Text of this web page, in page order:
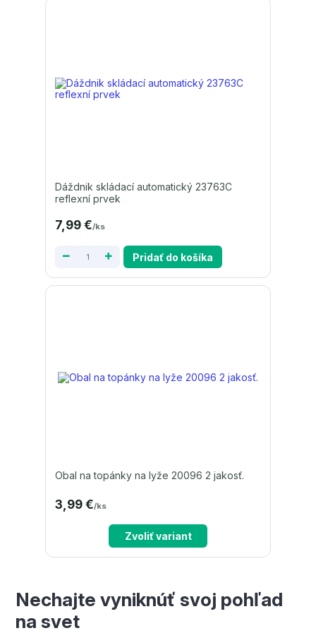
Dáždnik skládací automatický 23763C
reflexní prvek
7,99 €/ks
Pridať do košíka
Obal na topánky na lyže 20096 2 jakosť.
3,99 €/ks
Zvoliť variant
Nechajte vyniknúť svoj pohľad
na svet